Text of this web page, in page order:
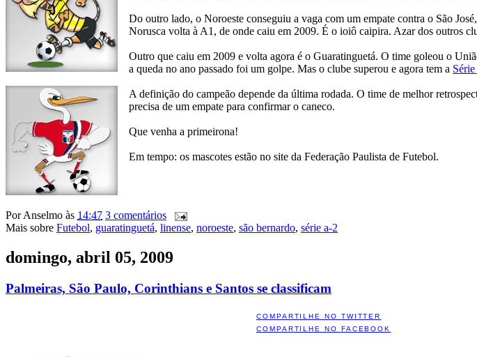
Do outro lado, o Noroeste conseguiu a vaga com um empate contra o São
Norusca volta à A1, de onde caiu em 2009. É o ioiô caipira. Azar dos outros
Outro que caiu em 2009 e volta agora é o Guaratinguetá. O time goleou o
a queda no ano passado foi um golpe. Mas o clube superou e agora tem a
A definição do campeão depende da última rodada. O time de melhor
precisa de um empate para confirmar o caneco.
Que venha a primeirona!
Em tempo: os mascotes estão no site da Federação Paulista de Futebol.
PorAnselmo às 14:47 3 comentários
Mais sobre Futebol, guaratinguetá, linense, noroeste, são bernardo, série a-2
domingo, abril 05, 2009
Palmeiras, São Paulo, Corinthians e Santos se classificam
COMPARTILHE NO TWITTER
COMPARTILHE NO FACEBOOK